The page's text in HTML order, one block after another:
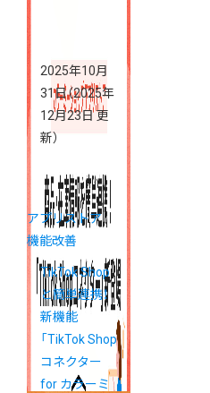
2025年10月
31日（2025年
12月23日 更
新）
アプリストア
機能改善
TikTok Shop
と簡単連携！
新機能
「TikTok Shop
コネクター
for カラーミ